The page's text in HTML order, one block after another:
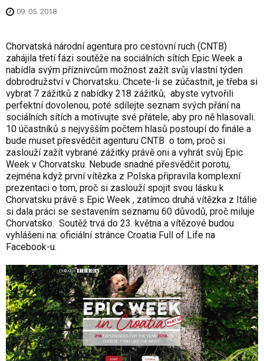
09. 05. 2018
Chorvatská národní agentura pro cestovní ruch (CNTB)
zahájila třetí fázi soutěže na sociálních sítích Epic Week a
nabídla svým příznivcům možnost zažít svůj vlastní týden
dobrodružství v Chorvatsku. Chcete-li se zúčastnit, je třeba si
vybrat 7 zážitků z nabídky 218 zážitků; abyste vytvořili
perfektní dovolenou, poté sdílejte seznam svých přání na
sociálních sítích a motivujte své přátele, aby pro ně hlasovali.
10 účastníků s nejvyšším počtem hlasů postoupí do finále a
bude muset přesvědčit agenturu CNTB o tom, proč si
zaslouží zažít vybrané zážitky právě oni a vyhrát svůj Epic
Week v Chorvatsku. Nebude snadné přesvědčit porotu,
zejména když první vítězka z Polska připravila komplexní
prezentaci o tom, proč si zaslouží spojit svou lásku k
Chorvatsku právě s Epic Week , zatímco druhá vítězka z Itálie
si dala práci se sestavením seznamu 60 důvodů, proč miluje
Chorvatsko. Soutěž trvá do 23. května a vítězové budou
vyhlášeni na: oficiální stránce Croatia Full of Life na
Facebook-u.